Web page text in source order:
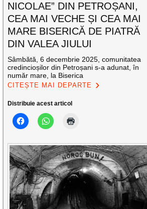
NICOLAE” DIN PETROȘANI,
CEA MAI VECHE ȘI CEA MAI
MARE BISERICĂ DE PIATRĂ
DIN VALEA JIULUI
Sâmbătă, 6 decembrie 2025, comunitatea
credincioșilor din Petroșani s-a adunat, în
număr mare, la Biserica
CITEȘTE MAI DEPARTE
Distribuie acest articol